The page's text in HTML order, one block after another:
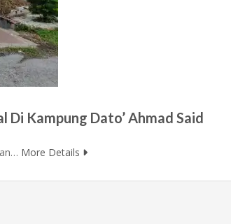
Kampung Dato’ Ahmad Said
More Details